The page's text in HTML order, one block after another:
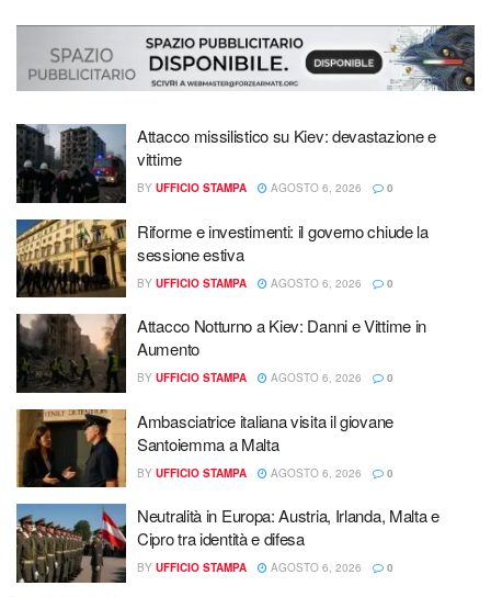
Attacco missilistico su Kiev: devastazione e
vittime
BY UFFICIO STAMPA AGOSTO 6, 2026 0
Riforme e investimenti: il governo chiude la
sessione estiva
BY UFFICIO STAMPA AGOSTO 6, 2026 0
Attacco Notturno a Kiev: Danni e Vittime in
Aumento
BY UFFICIO STAMPA AGOSTO 6, 2026 0
Ambasciatrice italiana visita il giovane
Santoiemma a Malta
BY UFFICIO STAMPA AGOSTO 6, 2026 0
Neutralità in Europa: Austria, Irlanda, Malta e
Cipro tra identità e difesa
BY UFFICIO STAMPA AGOSTO 6, 2026 0